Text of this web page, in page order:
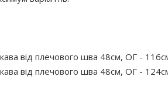
від плечового шва 48см, ОГ -
від плечового шва 48см, ОГ -